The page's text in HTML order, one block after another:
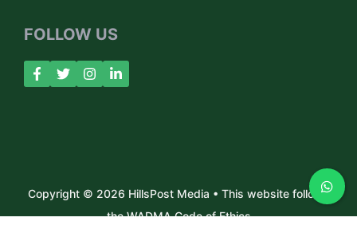
FOLLOW US
Copyright © 2026 HillsPost Media • This website follows
the WADMA Code of Ethics